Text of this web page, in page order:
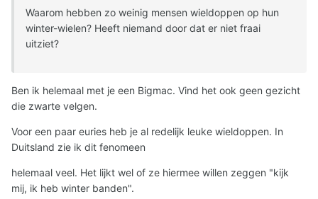
Waarom hebben zo weinig mensen wieldoppen op hun
winter-wielen? Heeft niemand door dat er niet fraai
uitziet?
Ben ik helemaal met je een Bigmac. Vind het ook geen gezicht
die zwarte velgen.
Voor een paar euries heb je al redelijk leuke wieldoppen. In
Duitsland zie ik dit fenomeen
helemaal veel. Het lijkt wel of ze hiermee willen zeggen "kijk
mij, ik heb winter banden".